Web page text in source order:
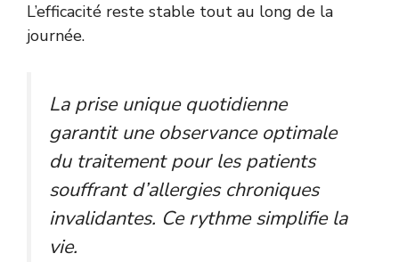
L’efficacité reste stable tout au long de la
journée.
La prise unique quotidienne
garantit une observance optimale
du traitement pour les patients
souffrant d’allergies chroniques
invalidantes. Ce rythme simplifie la
vie.